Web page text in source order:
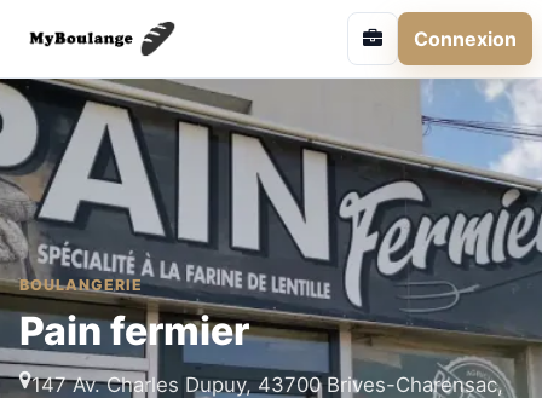
Connexion
BOULANGERIE
Pain fermier
147 Av. Charles Dupuy, 43700 Brives-Charensac,